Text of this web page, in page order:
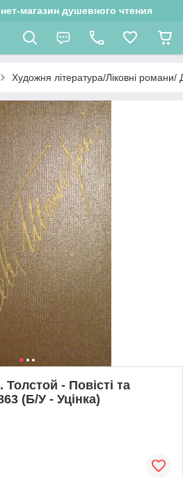
магазин душевного чтения
Художня література/Ліковні романи/
- Повісті та
(Б/У - Уцінка)